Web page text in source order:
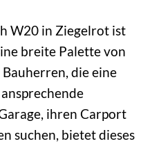
W20 in Ziegelrot ist
breite Palette von
die eine
ihren Carport
suchen, bietet dieses